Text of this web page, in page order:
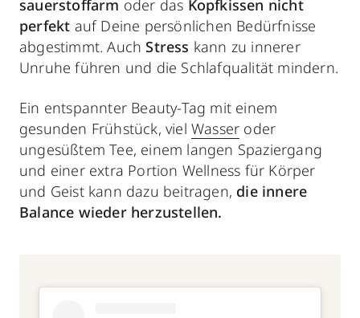
sauerstoffarm oder das Kopfkissen nicht
perfekt auf Deine persönlichen Bedürfnisse
abgestimmt. Auch Stress kann zu innerer
Unruhe führen und die Schlafqualität mindern.
Ein entspannter Beauty-Tag mit einem
gesunden Frühstück, viel Wasser oder
ungesüßtem Tee, einem langen Spaziergang
und einer extra Portion Wellness für Körper
und Geist kann dazu beitragen, die innere
Balance wieder herzustellen.